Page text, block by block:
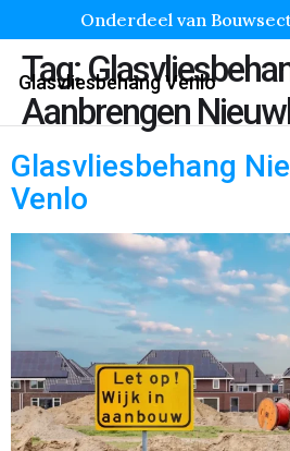
Onderdeel van
Glasvliesbehang Venlo
Tag:
Aanbrengen
Glasvliesbehang
Venlo